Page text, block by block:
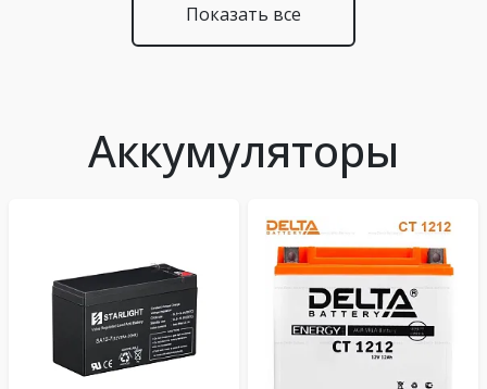
Показать все
Аккумуляторы